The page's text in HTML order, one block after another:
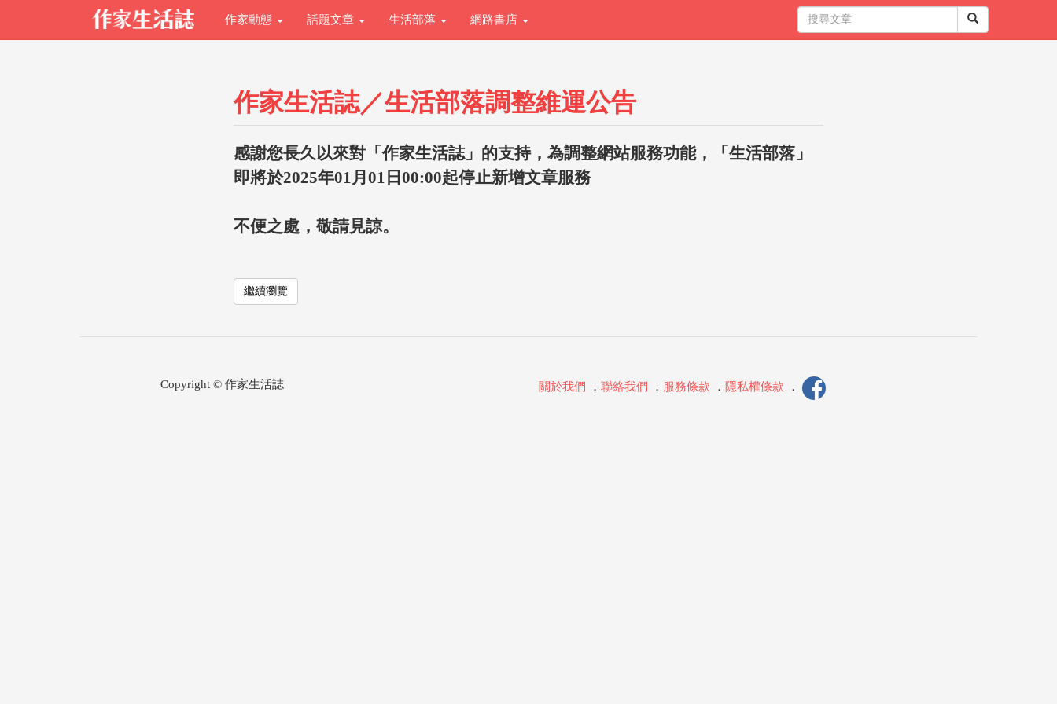
作家動態 話題文章 生活部落 網路書店
作家生活誌／生活部落調整維運公告
感謝您長久以來對「作家生活誌」的支持，為調整網站服務功能，「生活部落」
即將於2025年01月01日00:00起停止新增文章服務
不便之處，敬請見諒。
繼續瀏覽
Copyright © 作家生活誌 關於我們 ． 聯絡我們 ． 服務條款 ． 隱私權條款 ．